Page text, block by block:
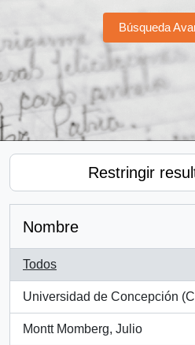
Búsqueda
Restringir
Nombre
Todos
Universidad de Concepción
, 1 resultados
Montt Momberg, Julio
, 1 resultados